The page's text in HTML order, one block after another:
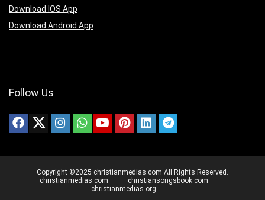
Download IOS App
Download Android App
Follow Us
Copyright ©2025 christianmedias.com All Rights Reserved.
christianmedias.com
christiansongsbook.com
christianmedias.org